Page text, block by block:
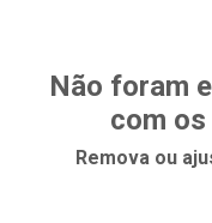
Não foram
com
Remova ou